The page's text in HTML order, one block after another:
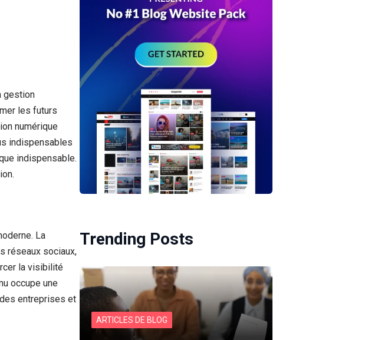
gestion
les futurs
numérique
indispensables
indispensable.
La
réseaux sociaux,
la visibilité
occupe une
entreprises et
Trending Posts
ARTICLES DE BLOG